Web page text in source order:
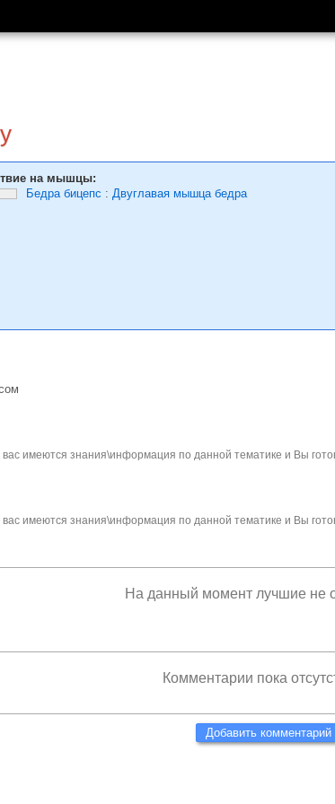
на мышцы:
Бедра бицепс : Двуглавая мышца бедра
вас имеются знания\информация по данной тематике и Вы
вас имеются знания\информация по данной тематике и Вы
На данный момент лучшие не
Комментарии пока
Добавить комментарий